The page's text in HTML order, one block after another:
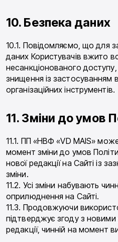
10. Безпека даних
10.1. Повідомляємо, що для
даних Користувачів вжито
несанкціонованого
знищення із застосуванням
організаційних інструментів.
11. Зміни до умов
11.1. ПП «НВФ «VD MAIS»
момент зміни до умов
нової редакції на Сайті із
зміни.
11.2. Усі зміни набувають
оприлюднення на Сайті.
11.3. Продовжуючи
підтверджує згоду з
редакції, чинній на момент